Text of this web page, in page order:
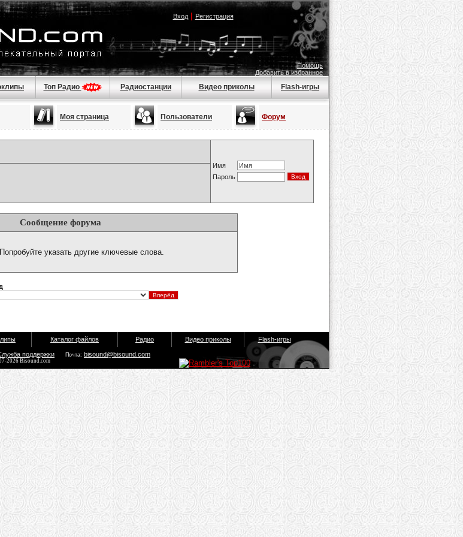
Вход| Регистрация
Помощь
Добавить в избранное
Топ Радио Радиостанции Видео приколы Flash-игры
Моя страница Пользователи Форум
Имя
Пароль
Сообщение форума
указать другие ключевые слова.
Каталог файлов Радио Видео приколы Flash-игры
поддержки Почта: bisound@bisound.com
2026 Bisound.com